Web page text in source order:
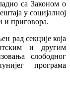
са Законом о
у социјалној
и приговора.
рад секције која
и другим
слободног
програма